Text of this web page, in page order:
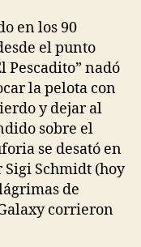
en los 90
el punto
Pescadito” nadó
la pelota con
y dejar al
sobre el
se desató en
Schmidt (hoy
de
corrieron